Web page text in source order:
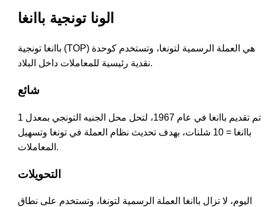
الونا تونجية باانغا
باانغا تونجية (TOP) هي العملة الرسمية لتونغا، وتستخدم كوحدة
نقدية رئيسية للمعاملات داخل البلاد.
شائع
تم تقديم باانغا في عام 1967، لتحل محل الجنيه التونجي بمعدل 1
باانغا = 10 شلنات، بهدف تحديث نظام العملة في تونغا وتسهيل
المعاملات.
التحويلات
اليوم، لا تزال باانغا العملة الرسمية لتونغا، وتستخدم على نطاق